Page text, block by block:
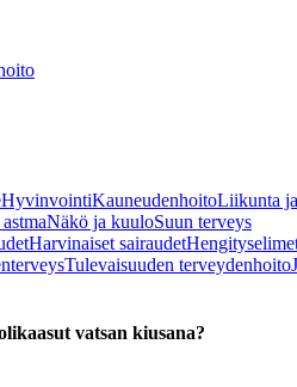
HyvinvointiKauneudenhoitoLiikunta
Näkö ja kuuloSuun terveys
Harvinaiset sairaudet
Tulevaisuuden terveydenhoito
vatsan kiusana?